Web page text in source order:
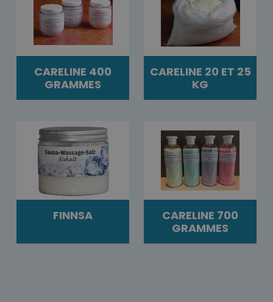
CARELINE 400
GRAMMES
CARELINE 20 ET 25
KG
FINNSA
CARELINE 700
GRAMMES